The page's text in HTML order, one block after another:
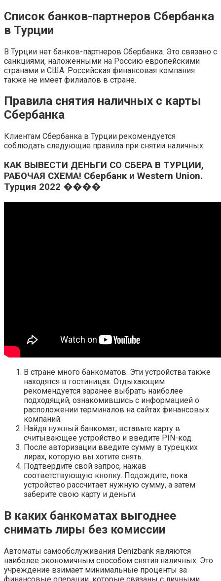
Список банков-партнеров Сбербанка
в Турции
В Турции нет банков-партнеров Сбербанка. Это связано с
санкциями, наложенными на Россию европейскими
странами и США. Российская финансовая компания
также не имеет филиалов в стране.
Правила снятия наличных с карты
Сбербанка
Клиентам Сбербанка в Турции рекомендуется
соблюдать следующие правила при снятии наличных:
КАК ВЫВЕСТИ ДЕНЬГИ СО СБЕРА В ТУРЦИИ,
РАБОЧАЯ СХЕМА! Сбербанк и Western Union.
Турция 2022 ����
В стране много банкоматов. Эти устройства также
находятся в гостиницах. Отдыхающим
рекомендуется заранее выбрать наиболее
подходящий, ознакомившись с информацией о
расположении терминалов на сайтах финансовых
компаний.
Найдя нужный банкомат, вставьте карту в
считывающее устройство и введите PIN-код.
После авторизации введите сумму в турецких
лирах, которую вы хотите снять.
Подтвердите свой запрос, нажав
соответствующую кнопку. Подождите, пока
устройство рассчитает нужную сумму, а затем
заберите свою карту и деньги.
В каких банкоматах выгоднее
снимать лиры без комиссии
Автоматы самообслуживания Denizbank являются
наиболее экономичным способом снятия наличных. Это
учреждение взимает минимальные проценты за
финансовые операции, которые связаны с личными